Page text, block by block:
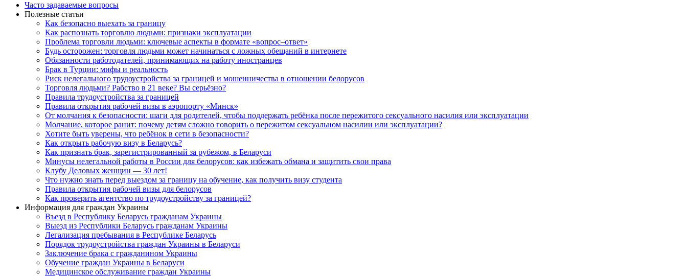
Часто задаваемые вопросы
Полезные статьи
Как безопасно выехать за границу
Как распознать торговлю людьми: признаки эксплуатации
Проблема торговли людьми: ключевые аспекты в формате «вопрос–ответ»
Будь осторожен: торговля людьми может начинаться с ложных обещаний в интернете
Обязанности работодателей, принимающих на работу иностранцев
Брак в Турции: мифы и реальность
Риск нелегального трудоустройства за границей и мошенничества в отношении белорусов
Торговля людьми? Рабство в 21 веке? Вы серьёзно?
Правила трудоустройства за границей
Правила открытия рабочей визы в аэропорту «Минск»
От молчания к безопасности: шаги для родителей, чтобы поддержать ребёнка после пережитого сексуального насилия или эксплуатации
Молчание, которое ранит: почему детям сложно говорить о пережитом сексуальном насилии или эксплуатации?
Хотите быть уверены, что ребёнок в сети в безопасности?
Как открыть рабочую визу в Беларусь?
Как признать брак, зарегистрированный за рубежом, в Беларуси
Минусы нелегальной работы в России для белорусов: как избежать обмана и защитить свои права
Клубу Деловых женщин — 30 лет!
Что нужно знать перед выездом за границу на обучение, как получить визу студента
Правила открытия рабочей визы для белорусов
Как проверить агентство по трудоустройству за границей?
Информация для граждан Украины
Въезд в Республику Беларусь гражданам Украины
Выезд из Республики Беларусь гражданам Украины
Легализация пребывания в Республике Беларусь
Порядок трудоустройства граждан Украины в Беларуси
Заключение брака с гражданином Украины
Обучение граждан Украины в Беларуси
Медицинское обслуживание граждан Украины